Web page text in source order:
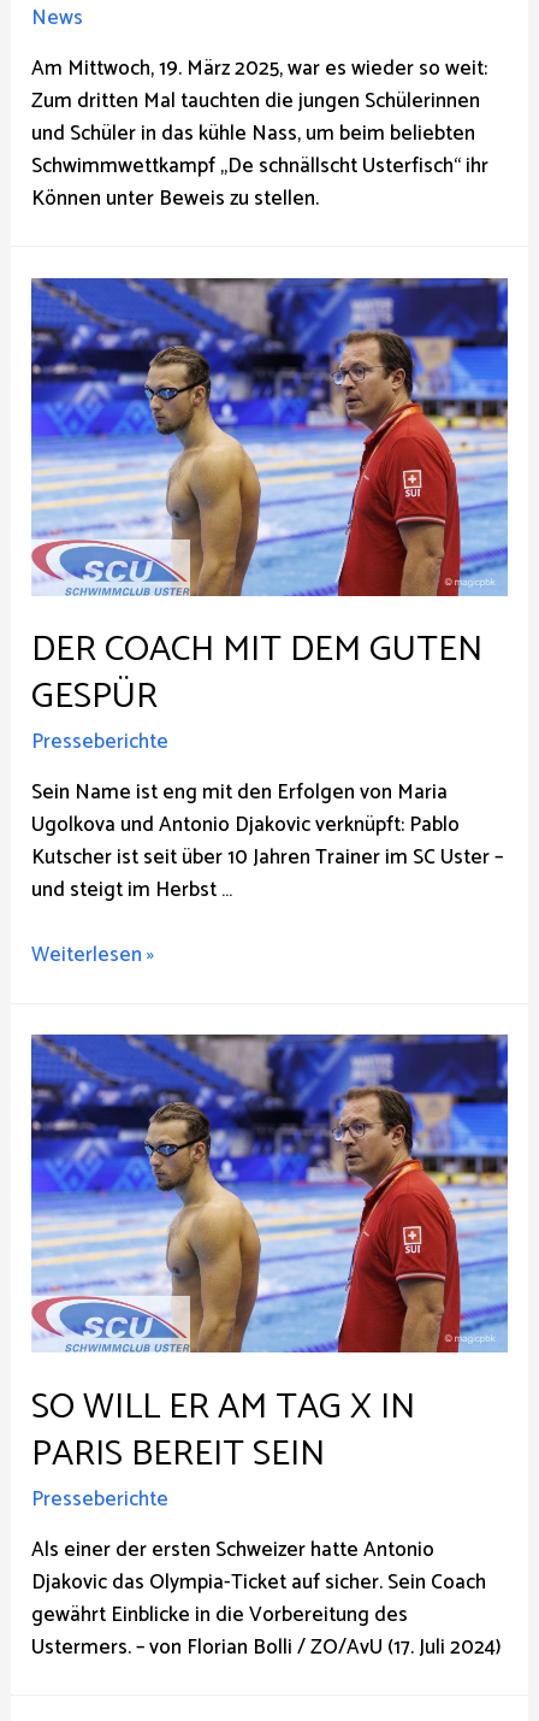
News
Am Mittwoch, 19. März 2025, war es wieder so weit:
Zum dritten Mal tauchten die jungen Schülerinnen
und Schüler in das kühle Nass, um beim beliebten
Schwimmwettkampf „De schnällscht Usterfisch“ ihr
Können unter Beweis zu stellen.
DER COACH MIT DEM GUTEN
GESPÜR
Presseberichte
Sein Name ist eng mit den Erfolgen von Maria
Ugolkova und Antonio Djakovic verknüpft: Pablo
Kutscher ist seit über 10 Jahren Trainer im SC Uster –
und steigt im Herbst …
Der
dem
guten
Gespür
Weiterlesen »
SO WILL ER AM TAG X IN
PARIS BEREIT SEIN
Presseberichte
Als einer der ersten Schweizer hatte Antonio
Djakovic das Olympia-Ticket auf sicher. Sein Coach
gewährt Einblicke in die Vorbereitung des
Ustermers. – von Florian Bolli / ZO/AvU (17. Juli 2024)